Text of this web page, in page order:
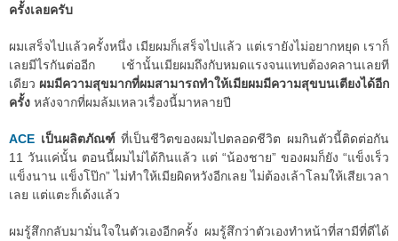
ครั้งเลยครับ
ผมเสร็จไปแล้วครั้งหนึ่ง เมียผมก็เสร็จไปแล้ว แต่เรายังไม่อยากหยุด เราก็
เลยมีไรกันต่ออีก เช้านั้นเมียผมถึงกับหมดแรงจนแทบต้องคลานเลยที
เดียว ผมมีความสุขมากที่ผมสามารถทำให้เมียผมมีความสุขบนเตียงได้อีก
ครั้ง หลังจากที่ผมล้มเหลวเรื่องนี้มาหลายปี
ACE เป็นผลิตภัณฑ์ที่เป็นชีวิตของผมไปตลอดชีวิต ผมกินตัวนี้ติดต่อกัน
11 วันแค่นั้น ตอนนี้ผมไม่ได้กินแล้ว แต่ “น้องชาย” ของผมก็ยัง “แข็งเร็ว
แข็งนาน แข็งโป๊ก” ไม่ทำให้เมียผิดหวังอีกเลย ไม่ต้องเล้าโลมให้เสียเวลา
เลย แต่แตะก็เด้งแล้ว
ผมรู้สึกกลับมามั่นใจในตัวเองอีกครั้ง ผมรู้สึกว่าตัวเองทำหน้าที่สามีที่ดีได้